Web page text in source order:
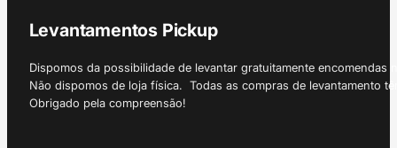
Levantamentos Pickup
Dispomos da possibilidade de levantar gratuitamente
Não dispomos de loja física. Todas as compras de levantamento
Obrigado pela compreensão!